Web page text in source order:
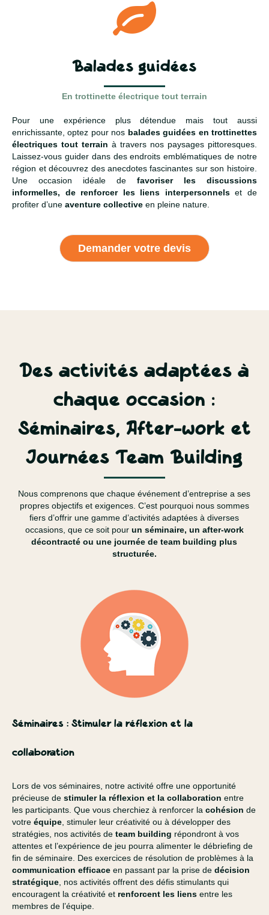
Balades guidées
En trottinette électrique tout terrain
Pour une expérience plus détendue mais tout aussi
enrichissante, optez pour nos balades guidées en trottinettes
électriques tout terrain à travers nos paysages pittoresques.
Laissez-vous guider dans des endroits emblématiques de notre
région et découvrez des anecdotes fascinantes sur son histoire.
Une occasion idéale de favoriser les discussions
informelles, de renforcer les liens interpersonnelset de
profiter d’uneaventure collective en pleine nature.
Demander votre devis
Des activités adaptées à
chaque occasion :
Séminaires, After-work et
Journées Team Building
Nous comprenons que chaque événement d’entreprise a ses
propres objectifs et exigences. C’est pourquoi nous sommes
fiers d’offrir une gamme d’activités adaptées à diverses
occasions, que ce soit pour un séminaire, un after-work
décontracté ou une journée de team building plus
structurée.
Séminaires : Stimuler la réflexion et la
collaboration
Lors de vos séminaires, notre activité offre une opportunité
précieuse destimuler la réflexion et la collaboration entre
les participants. Que vous cherchiez à renforcer lacohésion de
votreéquipe , stimuler leur créativité ou à développer des
stratégies, nos activités deteam building répondront à vos
attentes et l’expérience de jeu pourra alimenter le débriefing de
fin de séminaire. Des exercices de résolution de problèmes à la
communication efficace en passant par la prise dedécision
stratégique , nos activités offrent des défis stimulants qui
encouragent la créativité et renforcent les liens entre les
membres de l’équipe.